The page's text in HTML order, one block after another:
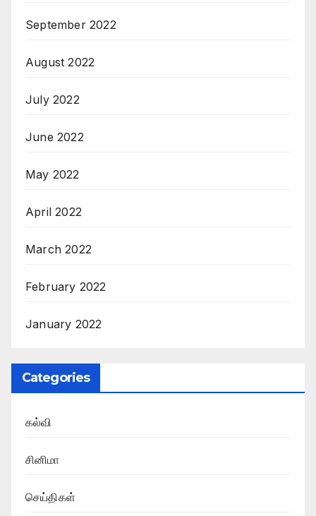
September 2022
August 2022
July 2022
June 2022
May 2022
April 2022
March 2022
February 2022
January 2022
Categories
கல்வி
சினிமா
செய்திகள்